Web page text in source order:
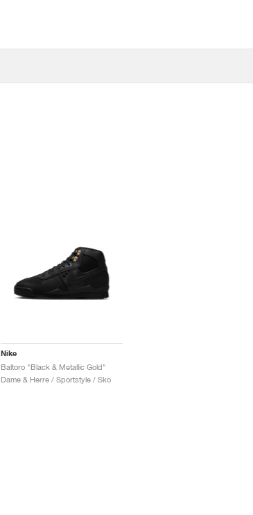
Nike
Baltoro "Black & Metallic Gold"
Dame & Herre / Sportstyle / Sko